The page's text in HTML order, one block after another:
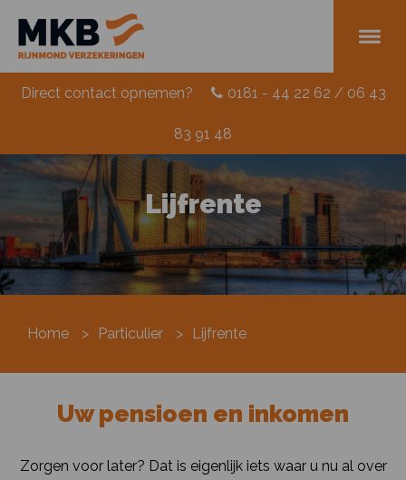
Direct contact opnemen? 0181 - 44 22 62 / 06 43
83 91 48
Lijfrente
Home > Particulier > Lijfrente
Uw pensioen en inkomen
Zorgen voor later? Dat is eigenlijk iets waar u nu al over